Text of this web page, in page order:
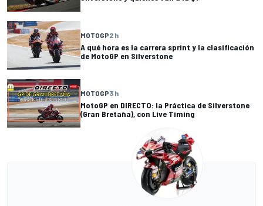
MOTOGP2 h
A qué hora es la carrera sprint y la clasificación
de MotoGP en Silverstone
MOTOGP3 h
MotoGP en DIRECTO: la Práctica de Silverstone
(Gran Bretaña), con Live Timing